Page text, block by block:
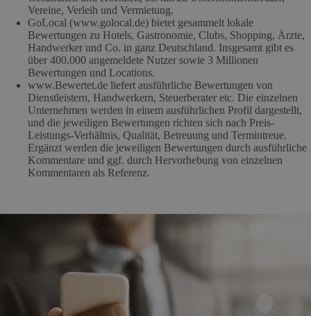
Vereine, Verleih und Vermietung.
GoLocal (www.golocal.de) bietet gesammelt lokale
Bewertungen zu Hotels, Gastronomie, Clubs, Shopping, Ärzte,
Handwerker und Co. in ganz Deutschland. Insgesamt gibt es
über 400.000 angemeldete Nutzer sowie 3 Millionen
Bewertungen und Locations.
www.Bewertet.de liefert ausführliche Bewertungen von
Dienstleistern, Handwerkern, Steuerberater etc. Die einzelnen
Unternehmen werden in einem ausführlichen Profil dargestellt,
und die jeweiligen Bewertungen richten sich nach Preis-
Leistungs-Verhältnis, Qualität, Betreuung und Termintreue.
Ergänzt werden die jeweiligen Bewertungen durch ausführliche
Kommentare und ggf. durch Hervorhebung von einzelnen
Kommentaren als Referenz.